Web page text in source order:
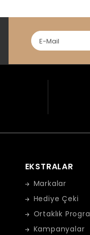
EKSTRALAR
Markalar
Hediye Çeki
Ortaklık
Kampanyalar